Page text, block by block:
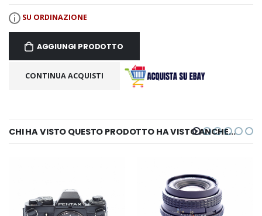
SU ORDINAZIONE
AGGIUNGI PRODOTTO
CONTINUA ACQUISTI
CHI HA VISTO QUESTO PRODOTTO HA VISTO ANCHE...